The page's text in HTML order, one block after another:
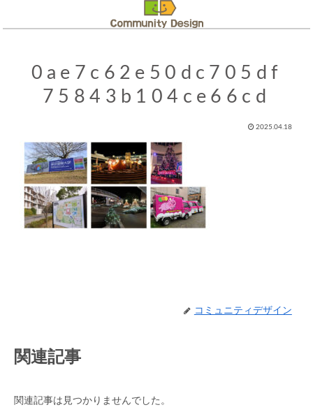
0ae7c62e50dc705df
75843b104ce66cd
2025.04.18
コミュニティデザイン
関連記事
関連記事は見つかりませんでした。